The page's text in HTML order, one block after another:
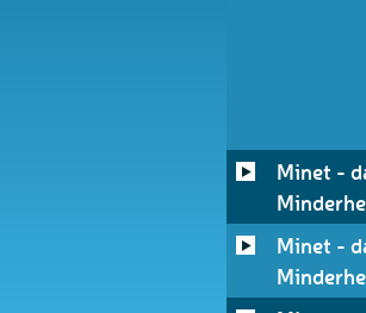
Minet -
Minet -